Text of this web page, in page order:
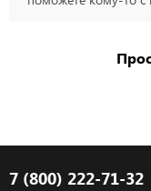
7 (800) 222-71-32